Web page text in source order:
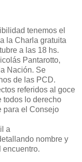
tenemos el
la Charla gratuita
a las 18 hs.
Pantarotto,
Nación. Se
de las PCD.
referidos al goce
todos lo derecho
para el Consejo
a
nombre y
encuentro.